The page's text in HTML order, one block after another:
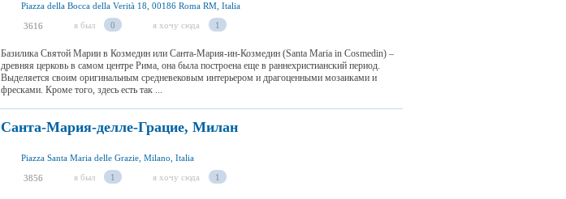
Piazza della Bocca della Verità 18, 00186 Roma RM, Italia
3616 я был 0 я хочу сюда 1
Базилика Святой Марии в Козмедин или Санта-Мария-ин-Козмедин (Santa Maria in Cosmedin) –
древняя церковь в самом центре Рима, она была построена еще в раннехристианский период.
Выделяется своим оригинальным средневековым интерьером и драгоценными мозаиками и
фресками. Кроме того, здесь есть так ...
Санта-Мария-делле-Грацие, Милан
Piazza Santa Maria delle Grazie, Milano, Italia
3856 я был 1 я хочу сюда 1